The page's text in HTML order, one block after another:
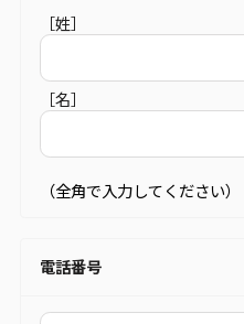
［姓］
［名］
（全角で入力してください）
電話番号